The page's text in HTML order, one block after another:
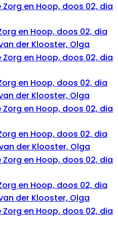
en Hoop, doos 02, dia
en Hoop, doos 02, dia
en Hoop, doos 02, dia
en Hoop, doos 02, dia
en Hoop, doos 02, dia